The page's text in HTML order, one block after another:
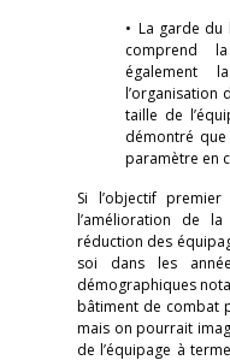
• La garde du
comprend
également
l’organisation
taille de
démontré
paramètre en
Si l’objectif
l’amélioration de
réduction des
soi dans les
démographiques
bâtiment de combat
mais on pourrait
de l’équipage à